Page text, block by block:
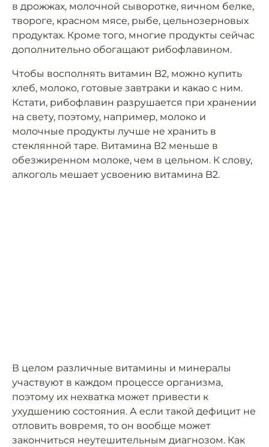
в дрожжах, молочной сыворотке, яичном белке,
твороге, красном мясе, рыбе, цельнозерновых
продуктах. Кроме того, многие продукты сейчас
дополнительно обогащают рибофлавином.
Чтобы восполнять витамин B2, можно купить
хлеб, молоко, готовые завтраки и какао с ним.
Кстати, рибофлавин разрушается при хранении
на свету, поэтому, например, молоко и
молочные продукты лучше не хранить в
стеклянной таре. Витамина В2 меньше в
обезжиренном молоке, чем в цельном. К слову,
алкоголь мешает усвоению витамина B2.
В целом различные витамины и минералы
участвуют в каждом процессе организма,
поэтому их нехватка может привести к
ухудшению состояния. А если такой дефицит не
отловить вовремя, то он вообще может
закончиться неутешительным диагнозом. Как